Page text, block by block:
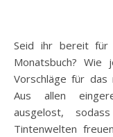
Seid ihr bereit für die Buchvorschläge für unser April-
Monatsbuch? Wie
Vorschläge für das
Aus allen
ausgelost,
Tintenwelten